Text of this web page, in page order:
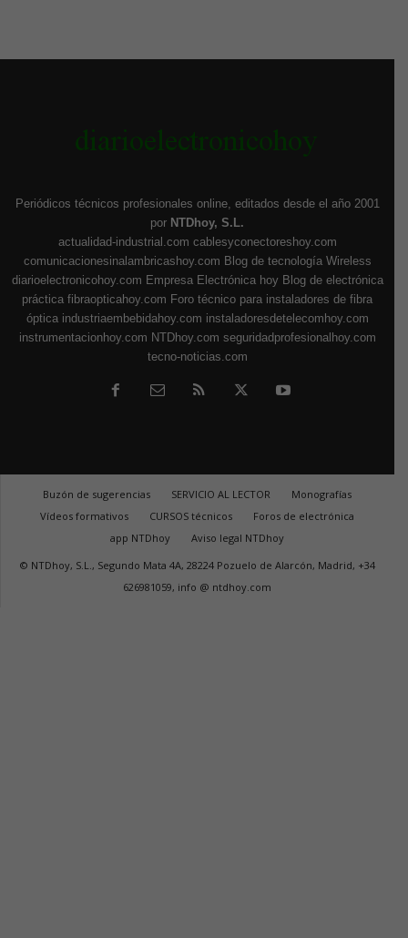
Periódicos técnicos profesionales online, editados desde el año 2001
por NTDhoy, S.L.
actualidad-industrial.com cablesyconectoreshoy.com
comunicacionesinalambricashoy.com Blog de tecnología Wireless
diarioelectronicohoy.com Empresa Electrónica hoy Blog de electrónica
práctica fibraopticahoy.com Foro técnico para instaladores de fibra
óptica industriaembebidahoy.com instaladoresdetelecomhoy.com
instrumentacionhoy.com NTDhoy.com seguridadprofesionalhoy.com
tecno-noticias.com
Buzón de sugerencias SERVICIO AL LECTOR
Monografías
Vídeos formativos
CURSOS técnicos
Foros de electrónica
app NTDhoy
Aviso legal NTDhoy
© NTDhoy, S.L., Segundo Mata 4A, 28224 Pozuelo de Alarcón, Madrid, +34
626981059, info @ ntdhoy.com